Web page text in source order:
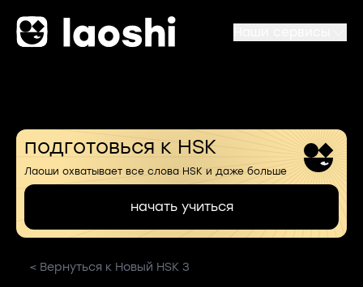
подготовься к HSK
Лаоши охватывает все слова HSK и даже больше
начать учиться
< Вернуться к Новый HSK 3